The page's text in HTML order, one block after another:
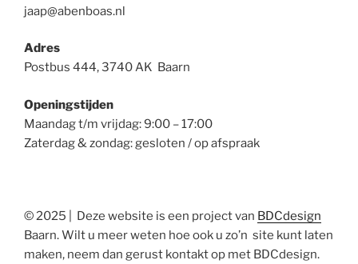
jaap@abenboas.nl
Adres
Postbus 444, 3740 AK Baarn
Openingstijden
Maandag t/m vrijdag: 9:00 – 17:00
Zaterdag & zondag: gesloten / op afspraak
© 2025 | Deze website is een project van BDCdesign
Baarn. Wilt u meer weten hoe ook u zo’n site kunt laten
maken, neem dan gerust kontakt op met BDCdesign.